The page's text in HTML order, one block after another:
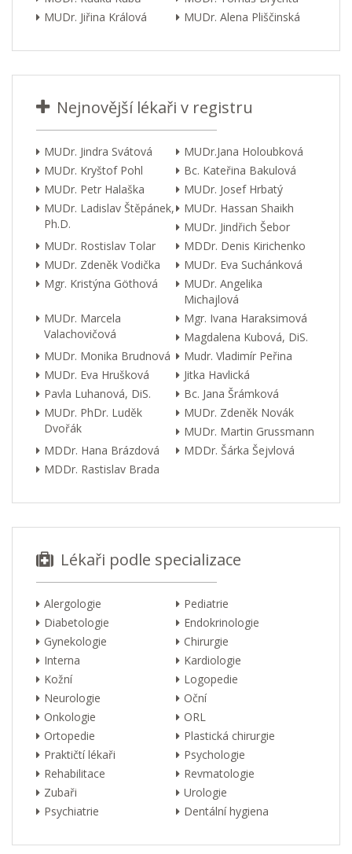
MUDr. Jiřina Králová
MUDr. Alena Pliščinská
Nejnovější lékaři v registru
MUDr. Jindra Svátová
MUDr.Jana Holoubková
MUDr. Kryštof Pohl
Bc. Kateřina Bakulová
MUDr. Petr Halaška
MUDr. Josef Hrbatý
MUDr. Ladislav Štěpánek,
Ph.D.
MUDr. Hassan Shaikh
MUDr. Jindřich Šebor
MUDr. Rostislav Tolar
MDDr. Denis Kirichenko
MUDr. Zdeněk Vodička
MUDr. Eva Suchánková
Mgr. Kristýna Göthová
MUDr. Angelika
Michajlová
MUDr. Marcela
Valachovičová
Mgr. Ivana Haraksimová
Magdalena Kubová, DiS.
MUDr. Monika Brudnová
Mudr. Vladimír Peřina
MUDr. Eva Hrušková
Jitka Havlická
Pavla Luhanová, DiS.
Bc. Jana Šrámková
MUDr. PhDr. Luděk
Dvořák
MUDr. Zdeněk Novák
MUDr. Martin Grussmann
MDDr. Hana Brázdová
MDDr. Šárka Šejvlová
MDDr. Rastislav Brada
Lékaři podle specializace
Alergologie
Pediatrie
Diabetologie
Endokrinologie
Gynekologie
Chirurgie
Interna
Kardiologie
Kožní
Logopedie
Neurologie
Oční
Onkologie
ORL
Ortopedie
Plastická chirurgie
Praktičtí lékaři
Psychologie
Rehabilitace
Revmatologie
Zubaři
Urologie
Psychiatrie
Dentální hygiena